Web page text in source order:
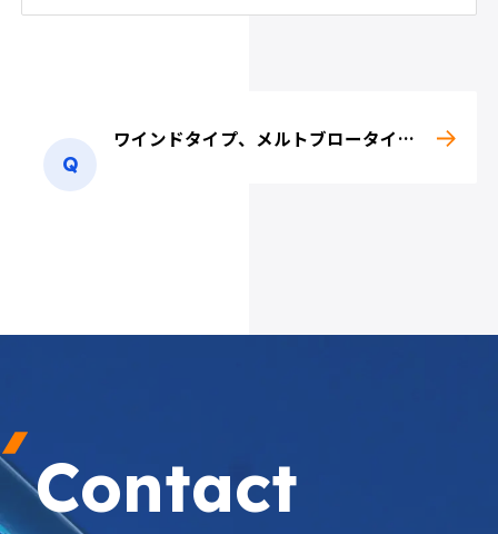
エッチング液
水景施設関連
ワインドタイプ、メルトブロータイプ、積層タイプについて教えて下さい。
Contact